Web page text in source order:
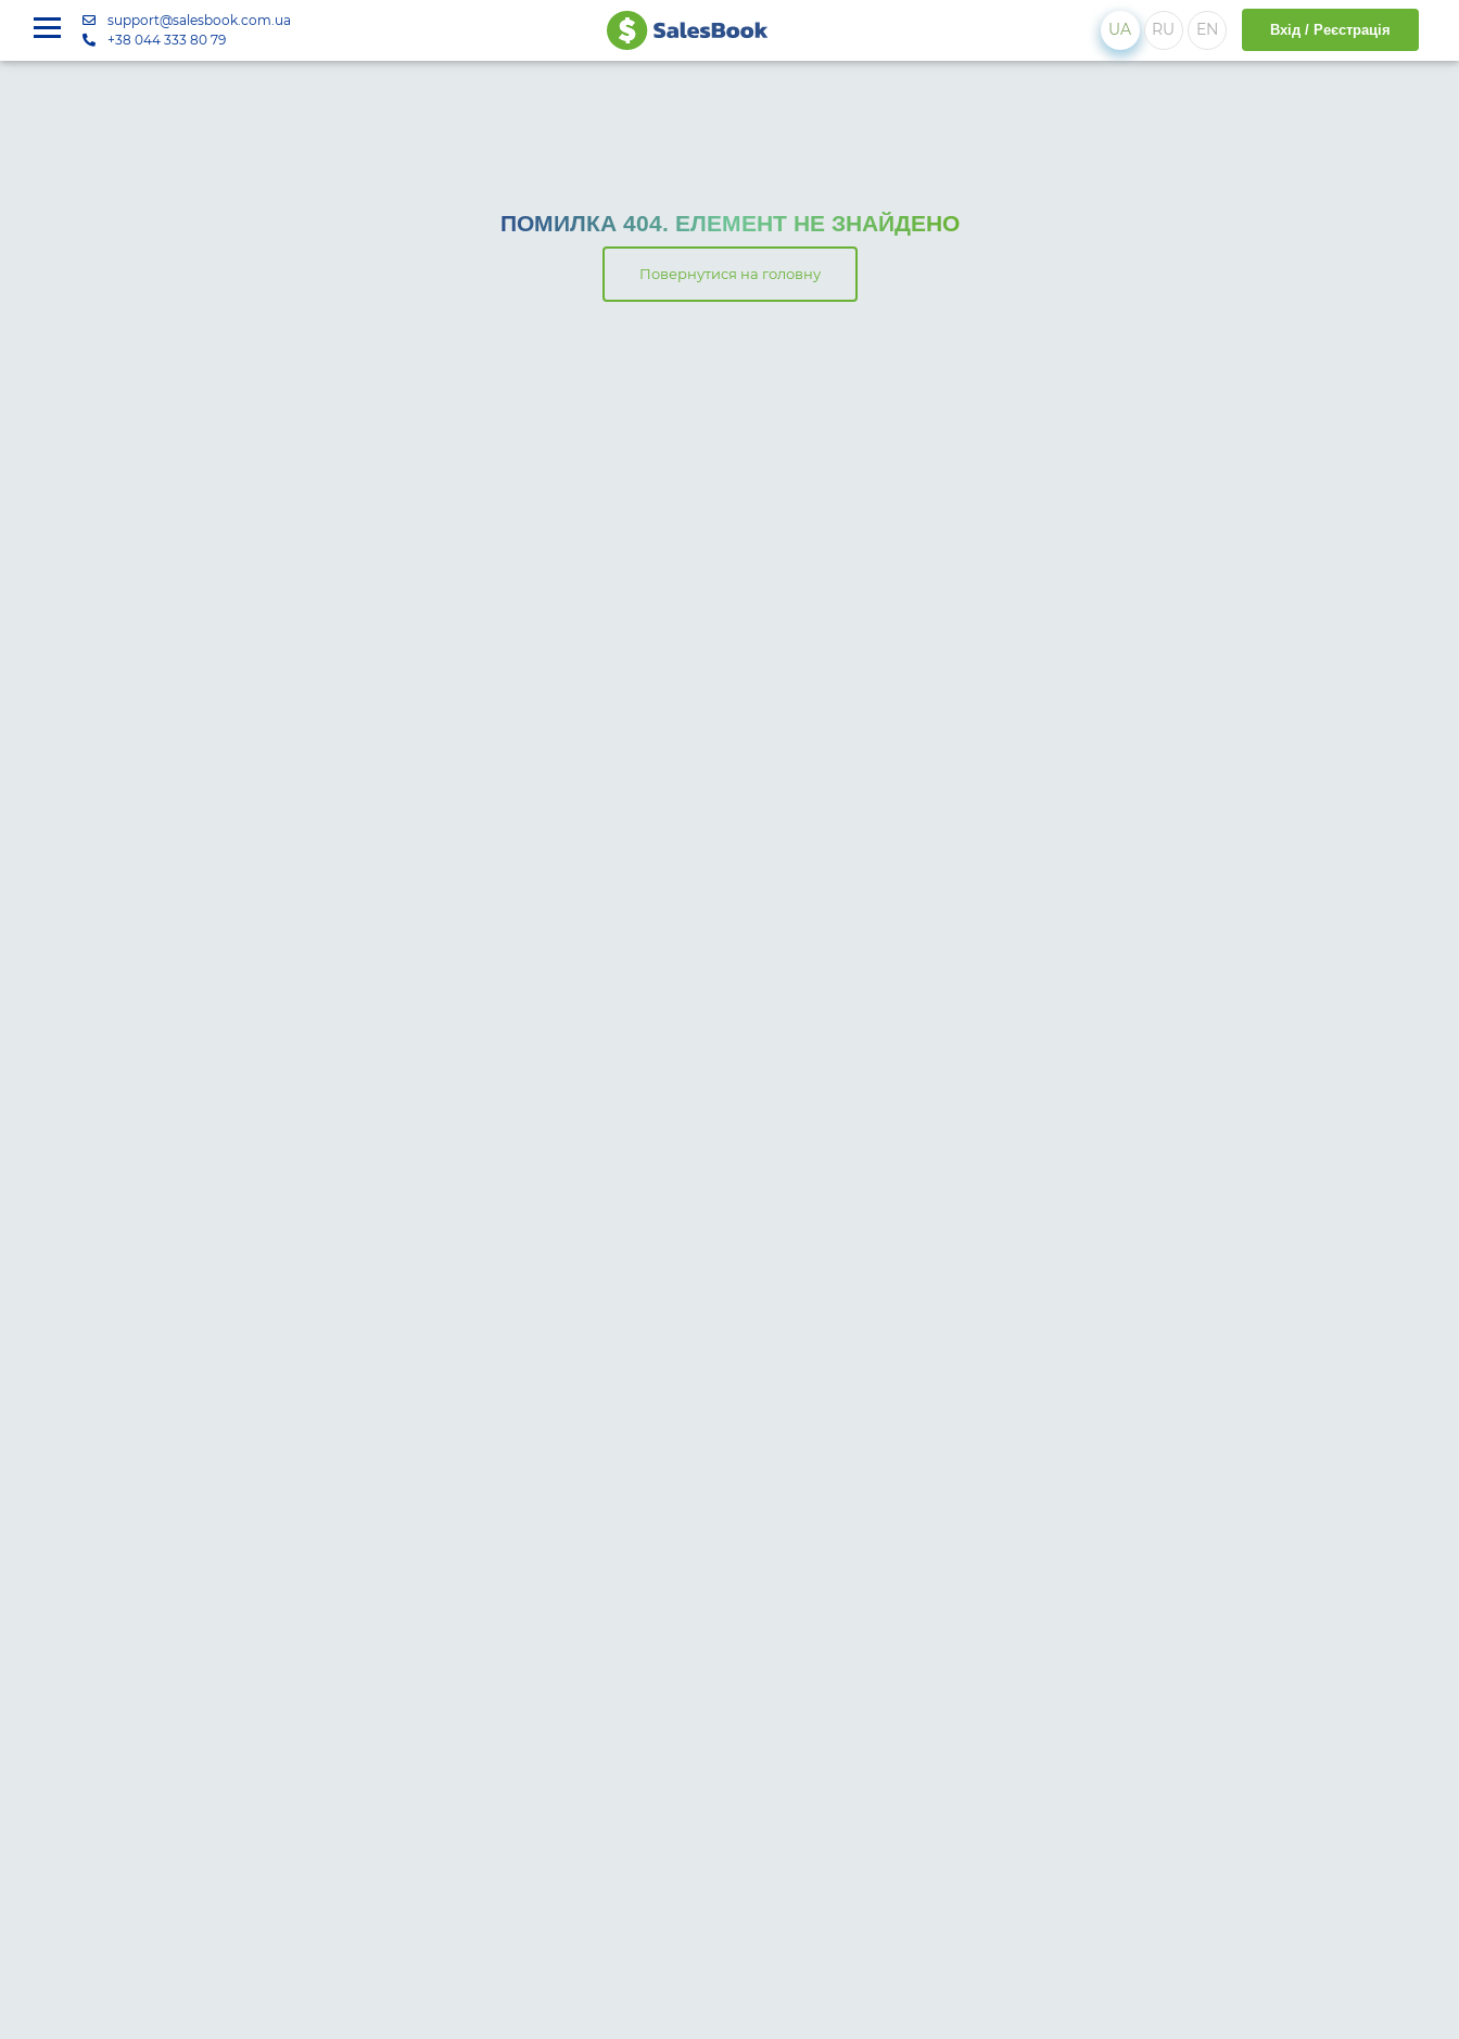
support@salesbook.com.ua
+38 044 333 80 79
UA RU EN Вхід / Реєстрація
ПОМИЛКА 404. ЕЛЕМЕНТ НЕ ЗНАЙДЕНО
Повернутися на головну